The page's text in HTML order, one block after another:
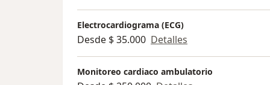
Electrocardiograma (ECG)
Desde $ 35.000 Detalles
Monitoreo cardiaco ambulatorio